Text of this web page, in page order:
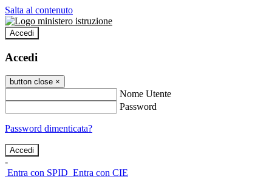
Salta al contenuto
Accedi
Accedi
button close ×
Nome Utente
Password
Password dimenticata?
-
Entra con SPID Entra con CIE